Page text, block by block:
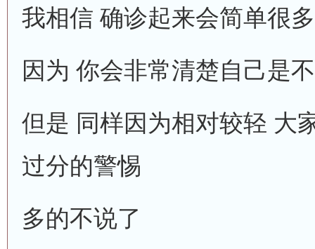
我相信 确诊起来会简单很多
因为 你会非常清楚自己是
但是 同样因为相对较轻 大
过分的警惕
多的不说了